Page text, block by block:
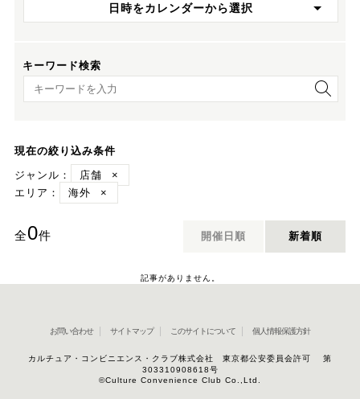
日時をカレンダーから選択
キーワード検索
キーワード検索
現在の絞り込み条件
ジャンル：
店舗
×
エリア：
海外 ×
全0件 開催日順 新着順
記事がありません。
お問い合わせ サイトマップ このサイトについて 個人情報保護方針
カルチュア・コンビニエンス・クラブ株式会社 東京都公安委員会許可 第
303310908618号
©Culture Convenience Club Co.,Ltd.